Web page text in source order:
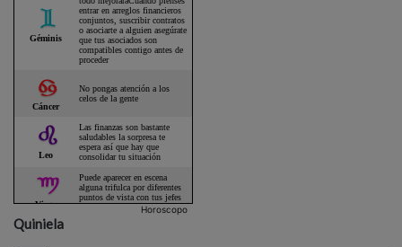
Horoscopo
Quiniela